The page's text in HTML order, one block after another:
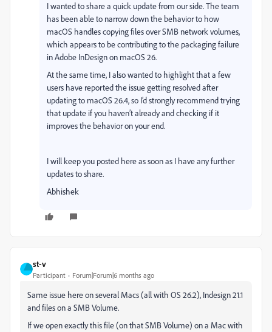
I wanted to share a quick update from our side. The team
has been able to narrow down the behavior to how
macOS handles copying files over SMB network volumes,
which appears to be contributing to the packaging failure
in Adobe InDesign on macOS 26.
At the same time, I also wanted to highlight that a few
users have reported the issue getting resolved after
updating to macOS 26.4, so I’d strongly recommend trying
that update if you haven’t already and checking if it
improves the behavior on your end.
I will keep you posted here as soon as I have any further
updates to share.
Abhishek
st-v
Participant Forum|Forum|6 months ago
Same issue here on several Macs (all with OS 26.2), Indesign 21.1
and files on a SMB Volume.
If we open exactly this file (on that SMB Volume) on a Mac with